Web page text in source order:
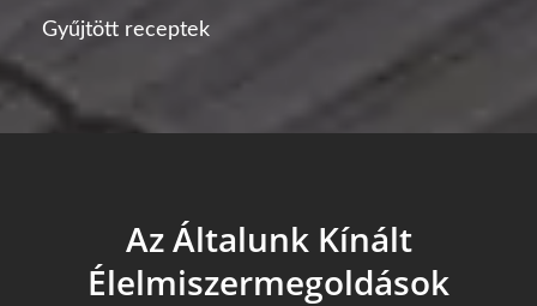
Gyűjtött receptek
Az Általunk Kínált
Élelmiszermegoldások